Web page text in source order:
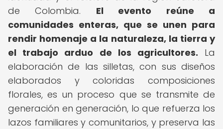
de Colombia. El evento reúne a
comunidades enteras, que se unen para
rendir homenaje a la naturaleza, la tierra y
el trabajo arduo de los agricultores. La
elaboración de las silletas, con sus diseños
elaborados y coloridas composiciones
florales, es un proceso que se transmite de
generación en generación, lo que refuerza los
lazos familiares y comunitarios, y preserva las